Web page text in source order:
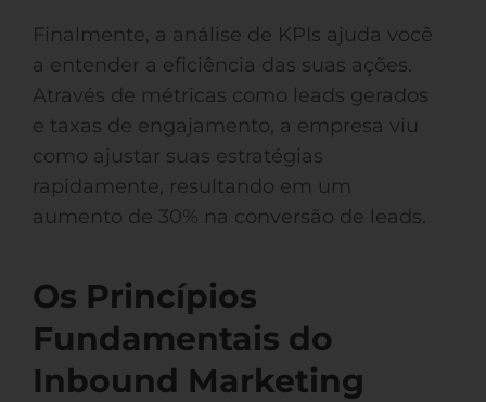
Finalmente, a análise de KPIs ajuda você
a entender a eficiência das suas ações.
Através de métricas como leads gerados
e taxas de engajamento, a empresa viu
como ajustar suas estratégias
rapidamente, resultando em um
aumento de 30% na conversão de leads.
Os Princípios
Fundamentais do
Inbound Marketing